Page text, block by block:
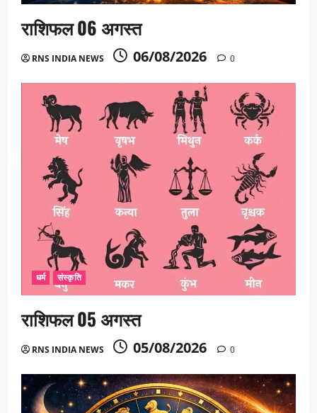
राशिफल 06 अगस्त
RNS INDIA NEWS 06/08/2026 0
धर्म संस्कृति
राशिफल 05 अगस्त
RNS INDIA NEWS 05/08/2026 0